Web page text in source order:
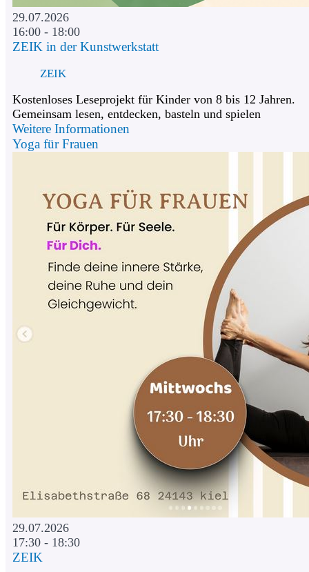
29.07.2026
16:00 - 18:00
ZEIK in der Kunstwerkstatt
ZEIK
Kostenloses Leseprojekt für Kinder von 8 bis 12 Jahren.
Gemeinsam lesen, entdecken, basteln und spielen
Weitere Informationen
Yoga für Frauen
29.07.2026
17:30 - 18:30
ZEIK